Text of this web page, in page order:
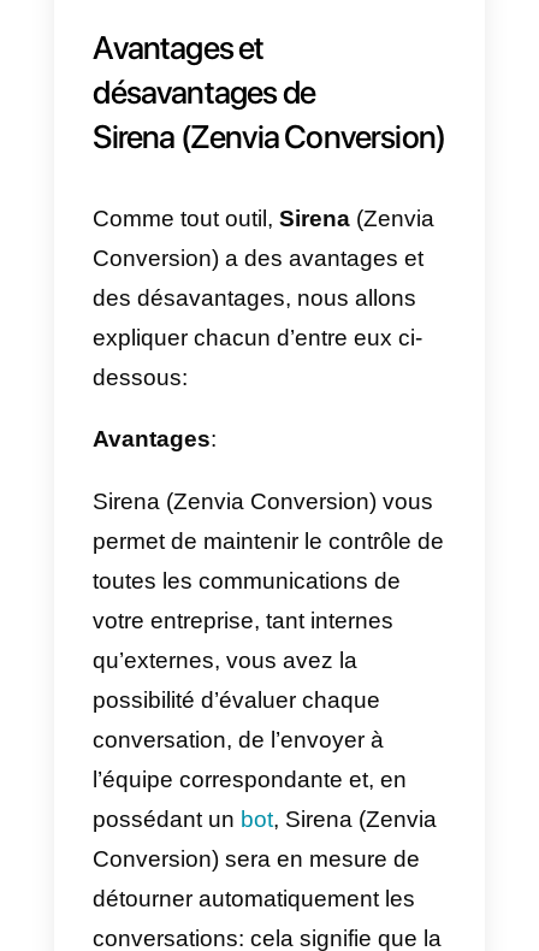
Ensuite, une fenêtre s’ouvrira et
nous demandera plus
prénom, notre nom, notre numéro
de téléphone et une zone dans
laquelle nous pourrons entrer un
code pour joindre notre
Après avoir passé cette section,
on nous demandera plus
d’informations pour configurer